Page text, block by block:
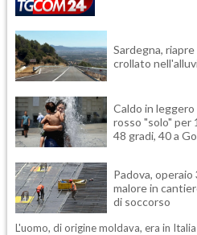
Sardegna,
crollato
Caldo in
rosso "solo" per
48 gradi, 40 a
Padova,
malore in
di soccorso
L'uomo, di origine moldava, era in